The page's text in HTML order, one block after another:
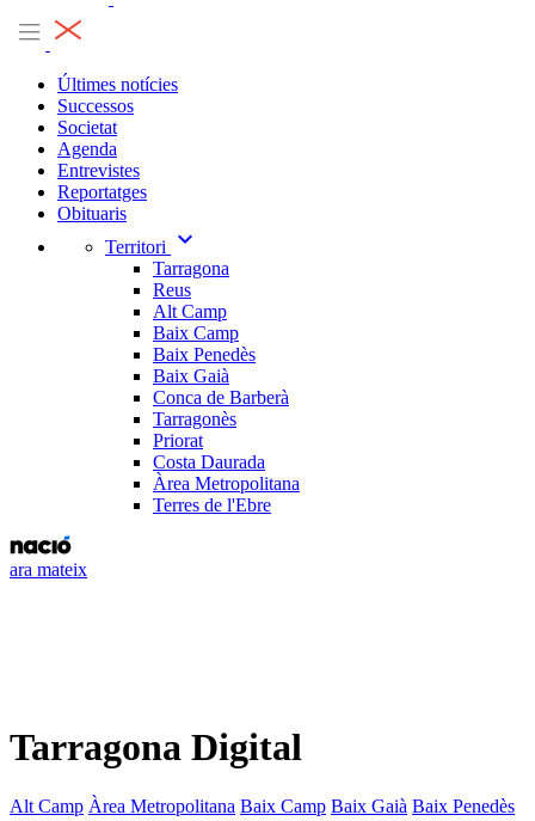
Últimes notícies
Successos
Societat
Agenda
Entrevistes
Reportatges
Obituaris
Territori
expand_more
Tarragona
Reus
Alt Camp
Baix Camp
Baix Penedès
Baix Gaià
Conca de Barberà
Tarragonès
Priorat
Costa Daurada
Àrea Metropolitana
Terres de l'Ebre
ara mateix
Tarragona Digital
Alt Camp Àrea Metropolitana Baix Camp Baix Gaià Baix Penedès